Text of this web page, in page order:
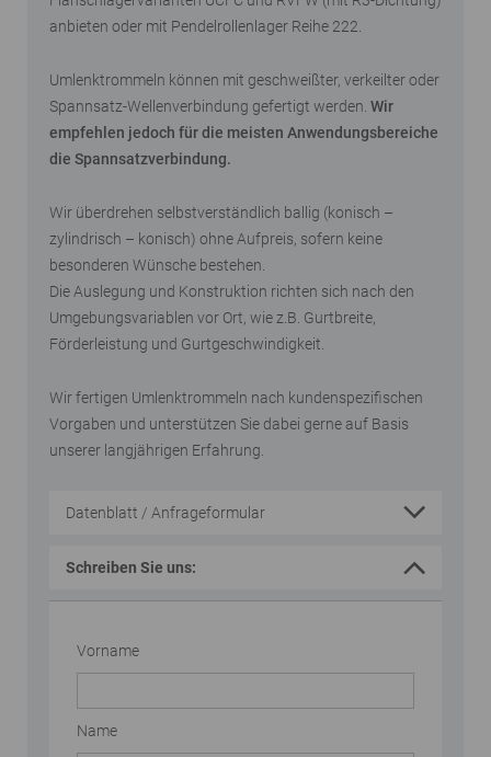
anbieten oder mit Pendelrollenlager Reihe 222.
Umlenktrommeln können mit geschweißter, verkeilter oder
Spannsatz-Wellenverbindung gefertigt werden. Wir
empfehlen jedoch für die meisten Anwendungsbereiche
die Spannsatzverbindung.
Wir überdrehen selbstverständlich ballig (konisch –
zylindrisch – konisch) ohne Aufpreis, sofern keine
besonderen Wünsche bestehen.
Die Auslegung und Konstruktion richten sich nach den
Umgebungsvariablen vor Ort, wie z.B. Gurtbreite,
Förderleistung und Gurtgeschwindigkeit.
Wir fertigen Umlenktrommeln nach kundenspezifischen
Vorgaben und unterstützen Sie dabei gerne auf Basis
unserer langjährigen Erfahrung.
Datenblatt / Anfrageformular
Schreiben Sie uns:
Vorname
Name